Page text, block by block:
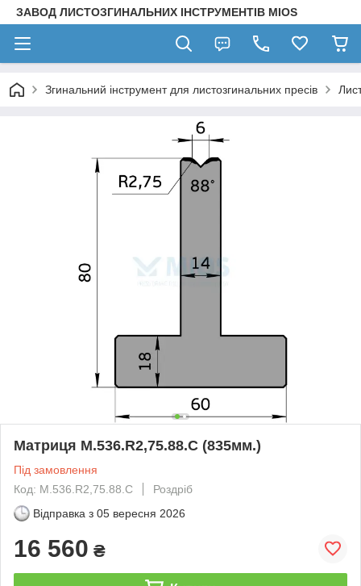
ЗАВОД ЛИСТОЗГИНАЛЬНИХ ІНСТРУМЕНТІВ MIOS
Згинальний інструмент для листозгинальних пресів
Матриця M.536.R2,75.88.C (835мм.)
Під замовлення
Код: M.536.R2,75.88.C
Роздріб
Відправка з 05 вересня 2026
16 560 ₴